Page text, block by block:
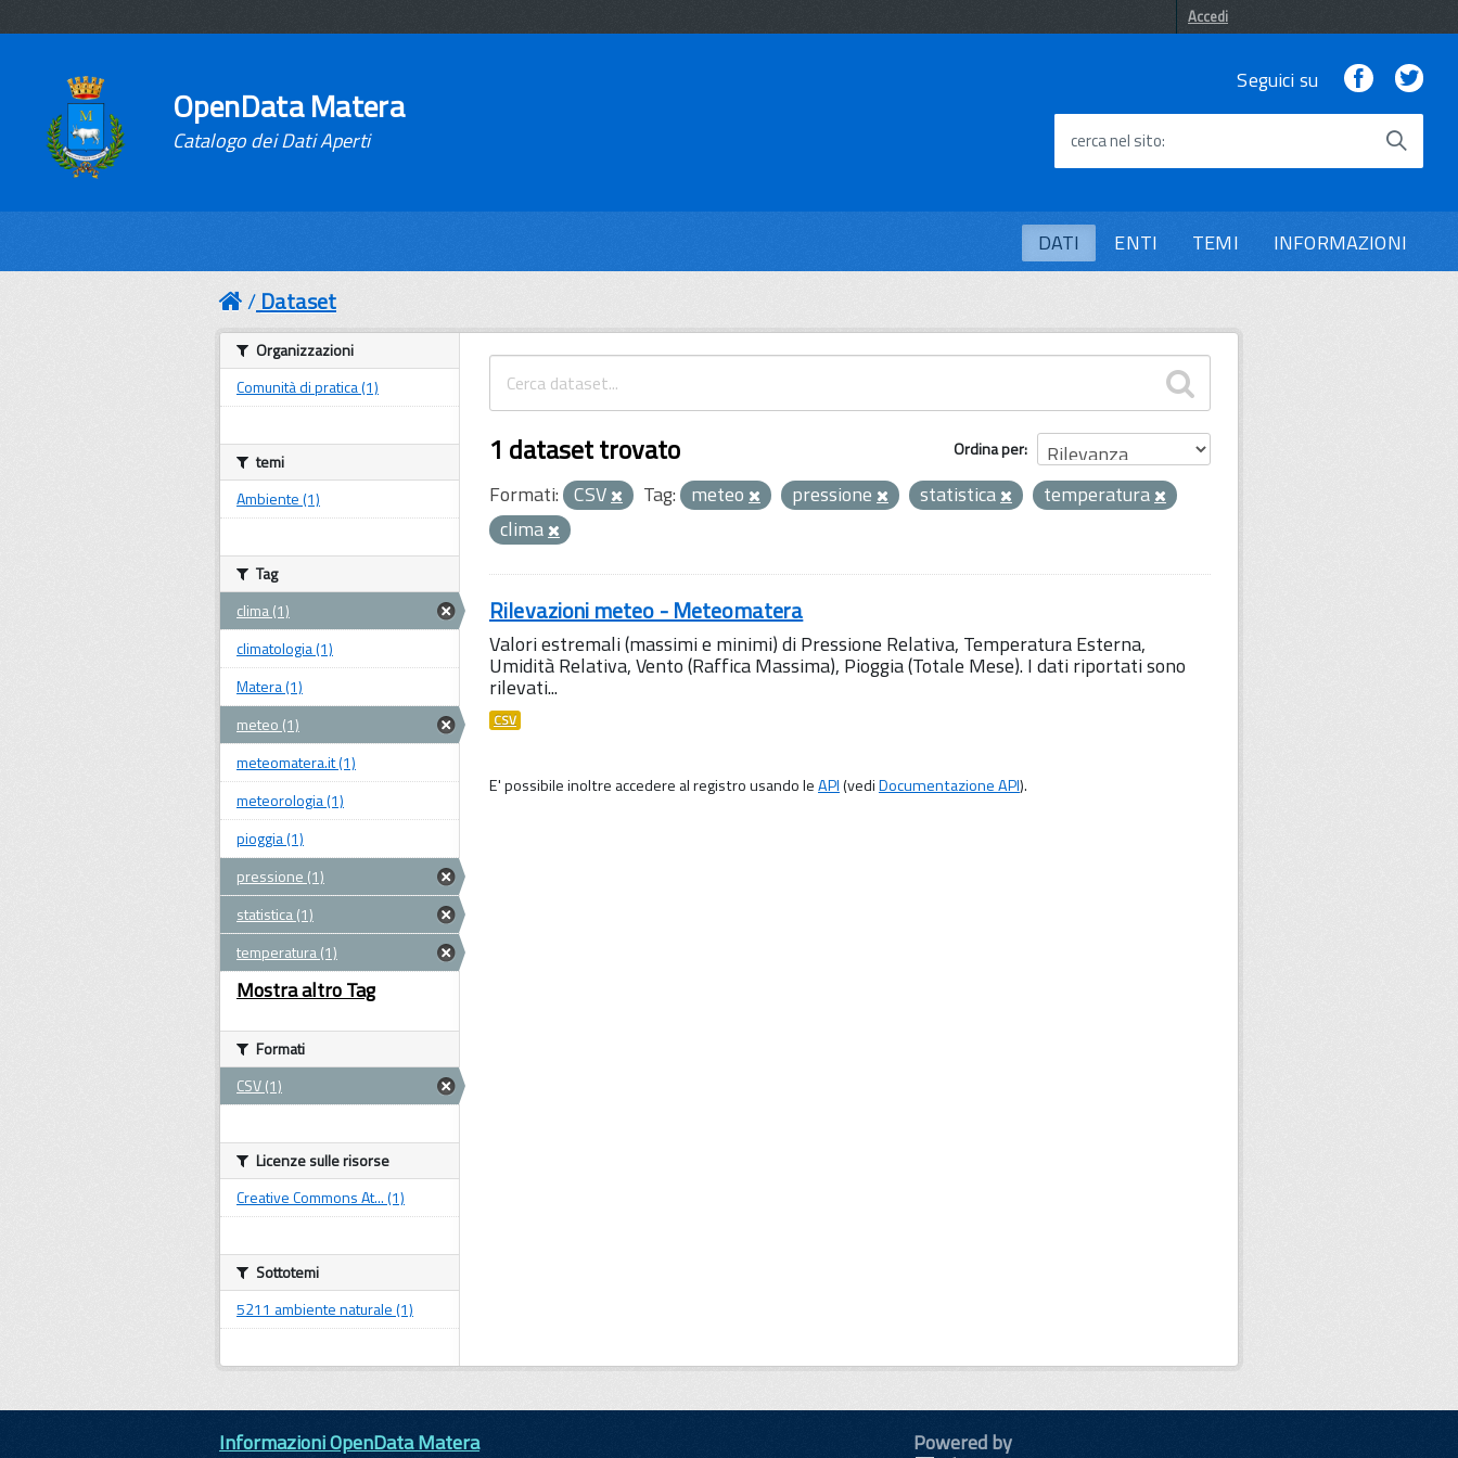
Accedi
OpenData Matera
Catalogo dei Dati Aperti
Seguici su Facebook
cerca nel sito
DATI ENTI TEMI INFORMAZIONI
Dataset
Ordina per
1 dataset trovato
Formati: CSV Tag: meteo pressione statistica
temperatura
clima
Rilevazioni meteo - Meteomatera
Valori estremali (massimi e minimi) di Pressione Relativa, Temperatura Esterna,
Umidità Relativa, Vento (Raffica Massima), Pioggia (Totale Mese). I dati riportati sono
rilevati...
CSV
E' possibile inoltre accedere al registro usando leAPI(vediDocumentazione API).
Organizzazioni
Comunità di pratica (1)
temi
Ambiente (1)
Tag
clima (1)
climatologia (1)
Matera (1)
meteo (1)
meteomatera.it (1)
meteorologia (1)
pioggia (1)
pressione (1)
statistica (1)
temperatura (1)
Mostra altro Tag
Formati
CSV (1)
Licenze sulle risorse
Creative Commons At... (1)
Sottotemi
5211 ambiente naturale (1)
Informazioni OpenData Matera
Powered by